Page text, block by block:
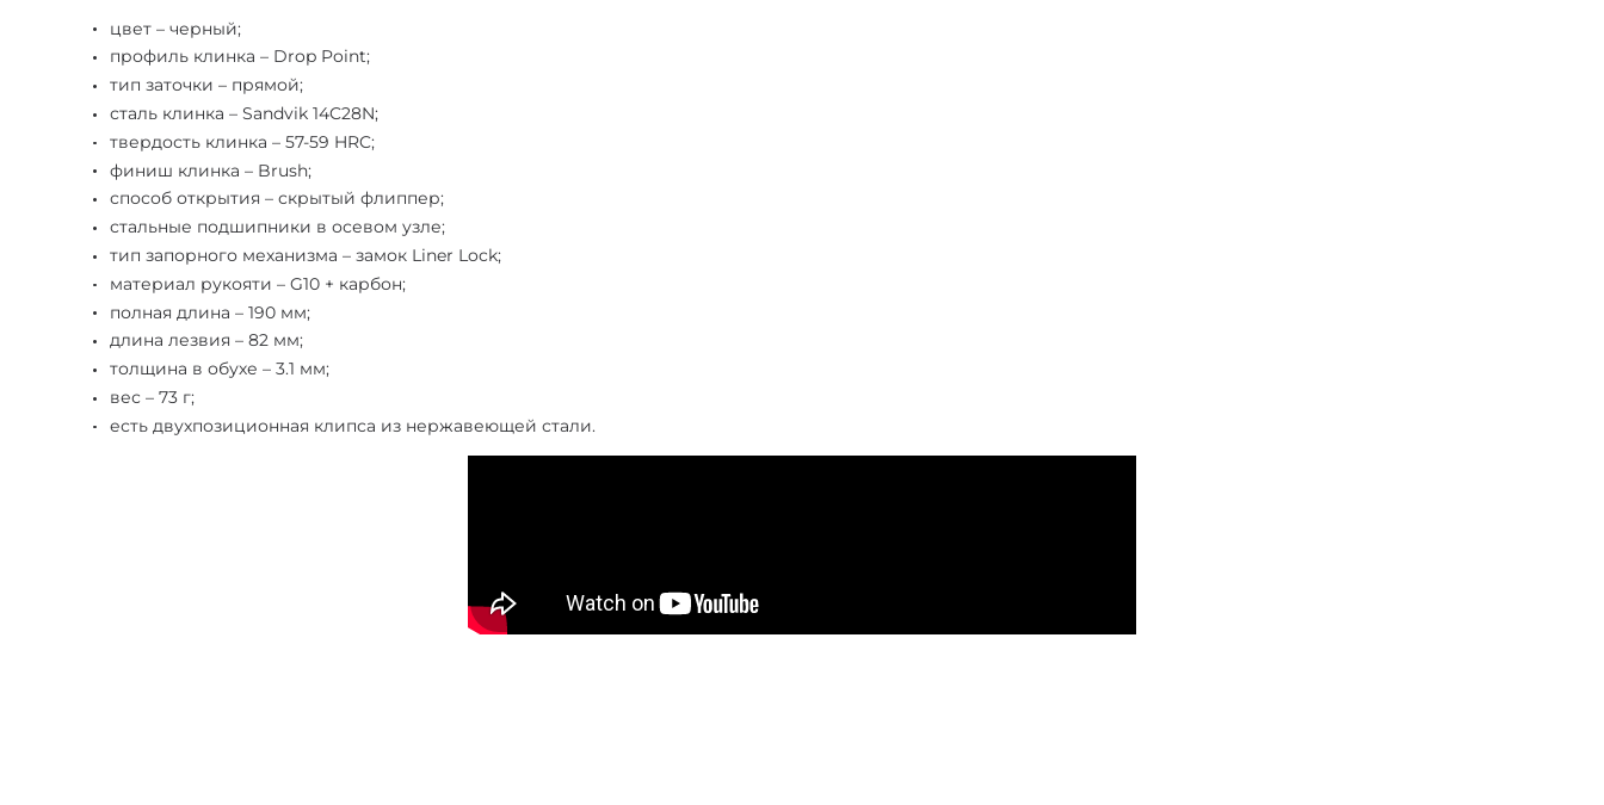
цвет – черный;
профиль клинка – Drop Point;
тип заточки – прямой;
сталь клинка – Sandvik 14C28N;
твердость клинка – 57-59 HRC;
финиш клинка – Brush;
способ открытия – скрытый флиппер;
стальные подшипники в осевом узле;
тип запорного механизма – замок Liner Lock;
материал рукояти – G10 + карбон;
полная длина – 190 мм;
длина лезвия – 82 мм;
толщина в обухе – 3.1 мм;
вес – 73 г;
есть двухпозиционная клипса из нержавеющей стали.